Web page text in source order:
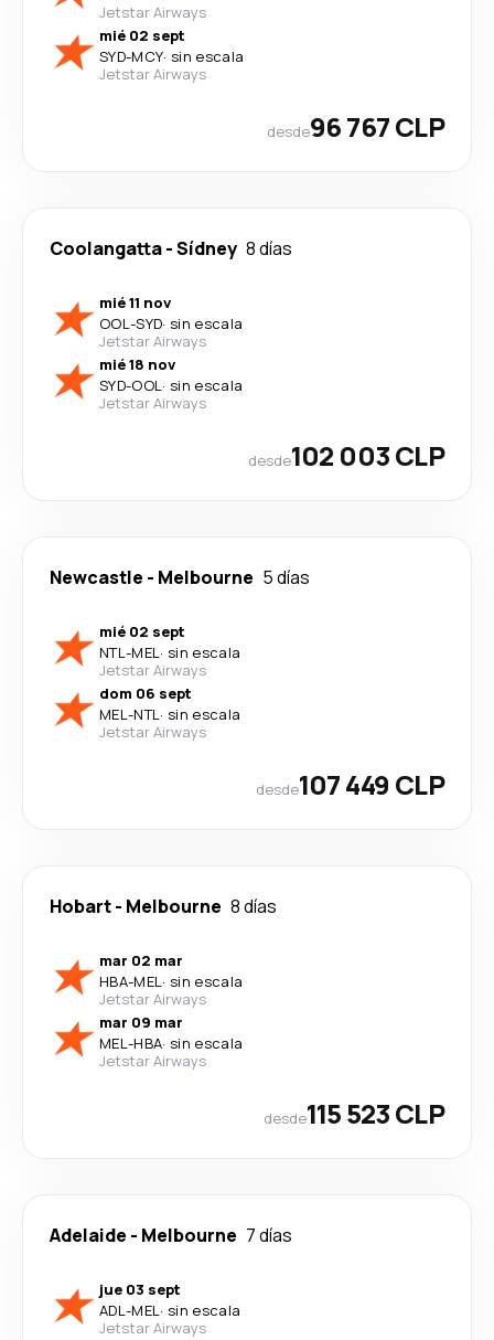
Jetstar Airways
mié 02 sept
SYD-MCY· sin escala
Jetstar Airways
desde96 767 CLP
Coolangatta-Sídney 8 días
mié 11 nov
OOL-SYD· sin escala
Jetstar Airways
mié 18 nov
SYD-OOL· sin escala
Jetstar Airways
desde102 003 CLP
Newcastle - Melbourne 5 días
mié 02 sept
NTL-MEL· sin escala
Jetstar Airways
dom 06 sept
MEL-NTL· sin escala
Jetstar Airways
desde107 449 CLP
Hobart- Melbourne 8 días
mar 02 mar
HBA-MEL· sin escala
Jetstar Airways
mar 09 mar
MEL-HBA· sin escala
Jetstar Airways
desde115 523 CLP
Adelaide - Melbourne 7 días
jue 03 sept
ADL-MEL· sin escala
Jetstar Airways